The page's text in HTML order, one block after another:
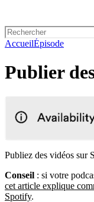
AccueilÉpisode
Publier
Publiez des vidéos sur
Conseil : si votre
cet article explique
Spotify.